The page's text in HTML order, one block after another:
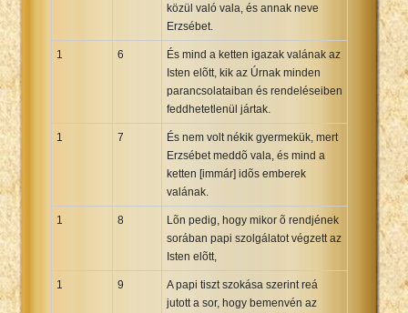
közül való vala, és annak neve
Erzsébet.
1 6
És mind a ketten igazak valának az
Isten elõtt, kik az Úrnak minden
parancsolataiban és rendeléseiben
feddhetetlenül jártak.
1 7
És nem volt nékik gyermekük, mert
Erzsébet meddõ vala, és mind a
ketten [immár] idõs emberek
valának.
1 8
Lõn pedig, hogy mikor õ rendjének
sorában papi szolgálatot végzett az
Isten elõtt,
1 9
A papi tiszt szokása szerint reá
jutott a sor, hogy bemenvén az